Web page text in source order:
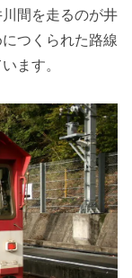
間を走るのが井
つくられた路線
ます。